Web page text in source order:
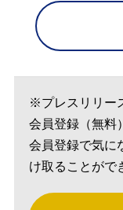
※プレスリリー
会員登録（無料
会員登録で気に
け取ることがで